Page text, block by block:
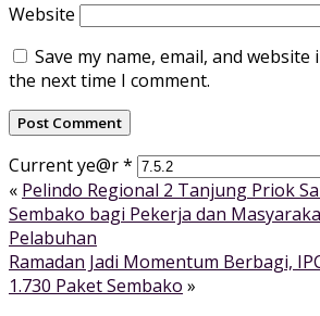
Website
Save my name, email, and
the next time I comment.
Current ye@r*
« Pelindo Regional 2 Tanjung Priok
Sembako bagi Pekerja dan
Pelabuhan
Ramadan Jadi Momentum Berbagi,
1.730 Paket Sembako »